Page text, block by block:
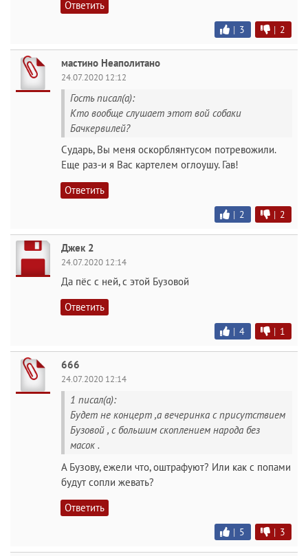
Ответить
| 3 | 2
мастино Неаполитано
24.07.2020 12:12
Гость писал(а):
Кто вообще слушает этот вой собаки
Бачкервилей?
Сударь, Вы меня оскорблянтусом потревожили.
Еще раз-и я Вас картелем оглоушу. Гав!
Ответить
| 2 | 2
Джек 2
24.07.2020 12:14
Да пёс с ней, с этой Бузовой
Ответить
| 4 | 1
666
24.07.2020 12:14
1 писал(а):
Будет не концерт ,а вечеринка с присутствием
Бузовой , с большим скоплением народа без
масок .
А Бузову, ежели что, оштрафуют? Или как с попами
будут сопли жевать?
Ответить
| 5 | 3